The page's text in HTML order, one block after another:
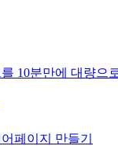
10분만에 대량으
페이지 만들기